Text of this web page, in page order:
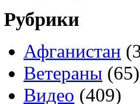
Рубрики
Афганистан
Ветераны (65)
Видео (409)